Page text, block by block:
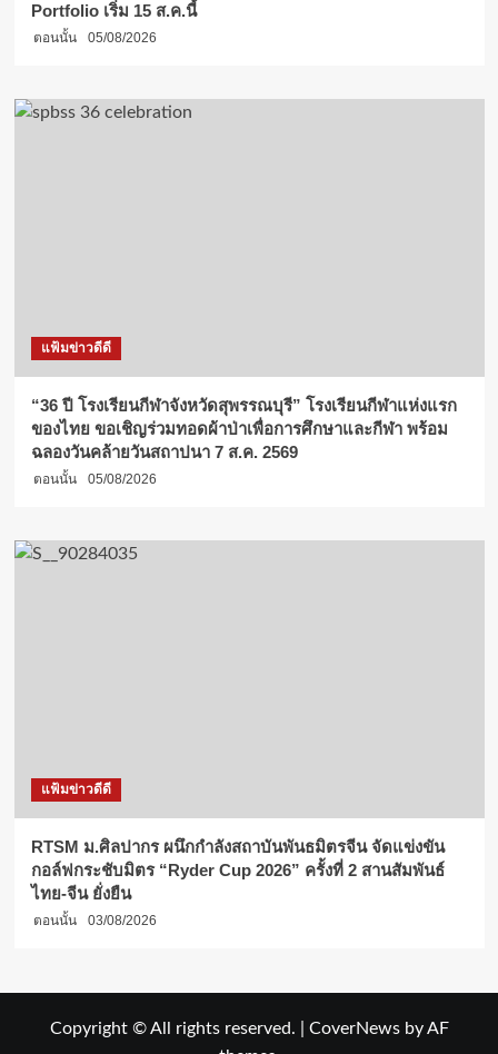
Portfolio เริ่ม 15 ส.ค.นี้
ตอนนั้น 05/08/2026
แฟ้มข่าวดีดี
“36 ปี โรงเรียนกีฬาจังหวัดสุพรรณบุรี” โรงเรียนกีฬาแห่งแรก
ของไทย ขอเชิญร่วมทอดผ้าป่าเพื่อการศึกษาและกีฬา พร้อม
ฉลองวันคล้ายวันสถาปนา 7 ส.ค. 2569
ตอนนั้น 05/08/2026
แฟ้มข่าวดีดี
RTSM ม.ศิลปากร ผนึกกำลังสถาบันพันธมิตรจีน จัดแข่งขัน
กอล์ฟกระชับมิตร “Ryder Cup 2026” ครั้งที่ 2 สานสัมพันธ์
ไทย-จีน ยั่งยืน
ตอนนั้น 03/08/2026
Copyright © All rights reserved. CoverNewsby AF